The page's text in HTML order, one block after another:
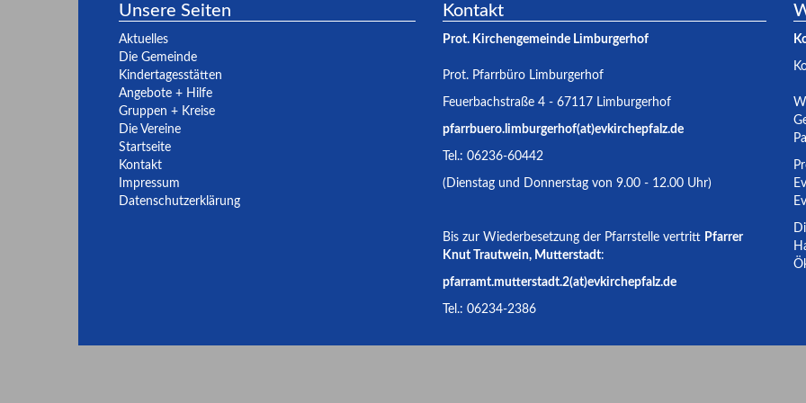
Unsere Seiten
Aktuelles
Die Gemeinde
Kindertagesstätten
Angebote + Hilfe
Gruppen + Kreise
Die Vereine
Startseite
Kontakt
Impressum
Datenschutzerklärung
Kontakt
Prot. Kirchengemeinde Limburgerhof
Prot. Pfarrbüro Limburgerhof
Feuerbachstraße 4 - 67117 Limburgerhof
pfarrbuero.limburgerhof(at)evkirchepfalz.de
Tel.: 06236-60442
(Dienstag und Donnerstag von 9.00 - 12.00 Uhr)
Bis zur Wiederbesetzung der Pfarrstelle vertritt Pfarrer
Knut Trautwein, Mutterstadt:
pfarramt.mutterstadt.2(at)evkirchepfalz.de
Tel.: 06234-2386